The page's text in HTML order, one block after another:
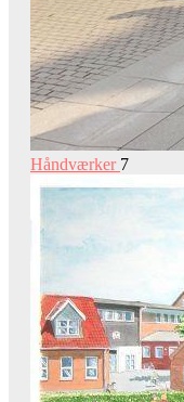
Håndværker 7